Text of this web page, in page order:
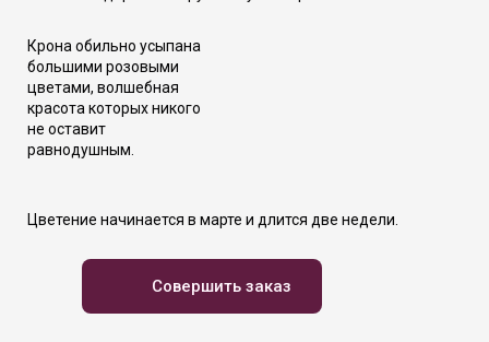
Совершить заказ
Цветение начинается в марте и длится две недели.
Крона обильно усыпана
большими розовыми
цветами, волшебная
красота которых никого
не оставит
равнодушным.